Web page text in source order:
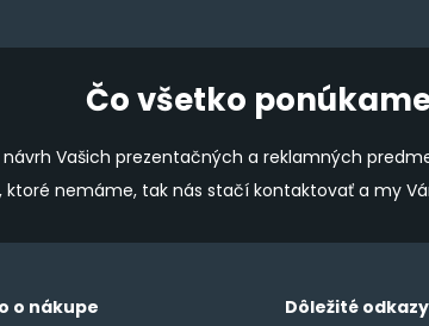
product
Čo všetko
Vašich prezentačných a reklamných
ktoré nemáme, tak nás stačí kontaktovať a my
o nákupe
Dôležité odkazy